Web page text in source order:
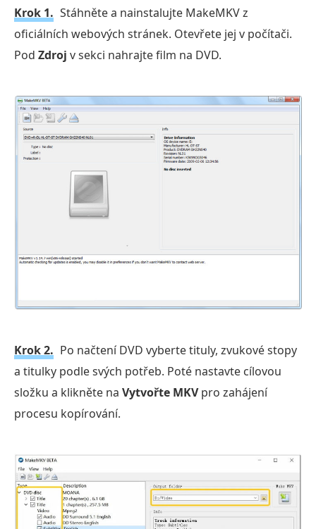
Krok 1. Stáhněte a nainstalujte MakeMKV z
oficiálních webových stránek. Otevřete jej v počítači.
Pod Zdroj v sekci nahrajte film na DVD.
Krok 2. Po načtení DVD vyberte tituly, zvukové stopy
a titulky podle svých potřeb. Poté nastavte cílovou
složku a klikněte na Vytvořte MKVpro zahájení
procesu kopírování.